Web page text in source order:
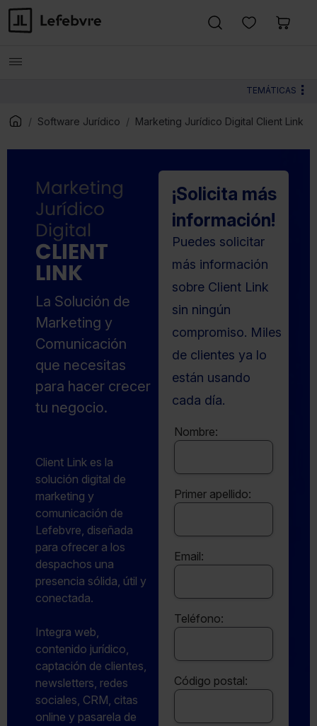
TEMÁTICAS
Software Jurídico Marketing Jurídico Digital Client Link
Marketing
Jurídico
Digital
CLIENT
LINK
La Solución de
Marketing y
Comunicación
que necesitas
para hacer crecer
tu negocio.
Client Link es la
solución digital de
marketing y
comunicación de
Lefebvre, diseñada
para ofrecer a los
despachos una
presencia sólida, útil y
conectada.
Integra web,
contenido jurídico,
captación de clientes,
newsletters, redes
sociales, CRM, citas
online y pasarela de
¡Solicita más
información!
Puedes solicitar
más información
sobre Client Link
sin ningún
compromiso. Miles
de clientes ya lo
están usando
cada día.
Nombre:
Primer apellido:
Email:
Teléfono:
Código postal: